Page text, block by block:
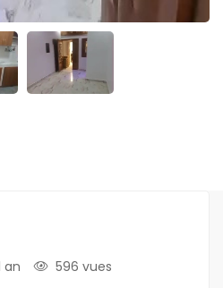
an 596 vues